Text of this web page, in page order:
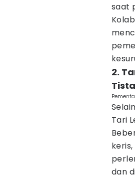
saat
2.
Tista
Tari
dan